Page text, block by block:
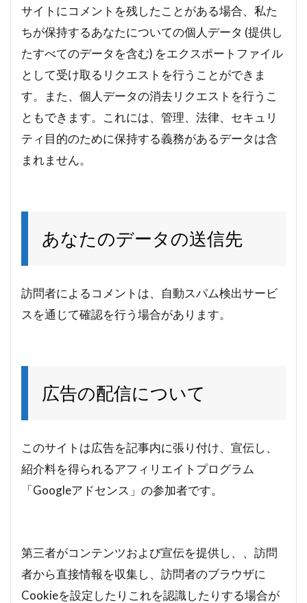
サイトにコメントを残したことがある場合、私た
ちが保持するあなたについての個人データ (提供し
たすべてのデータを含む) をエクスポートファイル
として受け取るリクエストを行うことができま
す。また、個人データの消去リクエストを行うこ
ともできます。これには、管理、法律、セキュリ
ティ目的のために保持する義務があるデータは含
まれません。
あなたのデータの送信先
訪問者によるコメントは、自動スパム検出サービ
スを通じて確認を行う場合があります。
広告の配信について
このサイトは広告を記事内に張り付け、宣伝し、
紹介料を得られるアフィリエイトプログラム
「Googleアドセンス」の参加者です。
第三者がコンテンツおよび宣伝を提供し、、訪問
者から直接情報を収集し、訪問者のブラウザに
Cookieを設定したりこれを認識したりする場合が